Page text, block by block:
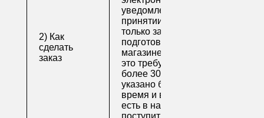
2) Как
сделать
заказ
уведомление о
принятии заказа. Как
только заказ
подготовят в
магазине (обычно на
это требуется не
более 30 минут, если
указано ближайшее
время и весь товар
есть в наличии), вам
поступит письмо от